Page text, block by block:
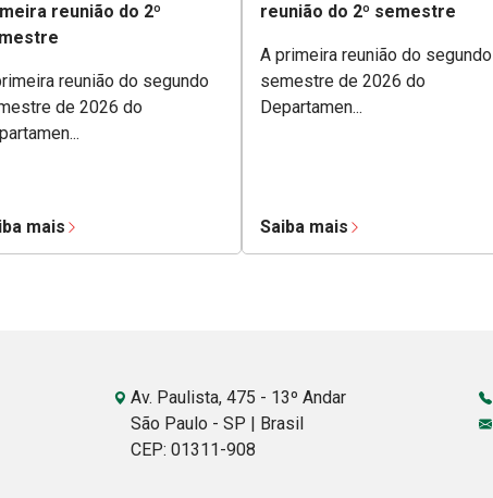
reunião do 2º
reunião do segundo
de 2026 do
mais
reunião do 2º semestre
A primeira reunião do segundo
semestre de 2026 do
Departamen...
Saiba mais
Av. Paulista, 475 - 13º Andar
São Paulo - SP | Brasil
CEP: 01311-908